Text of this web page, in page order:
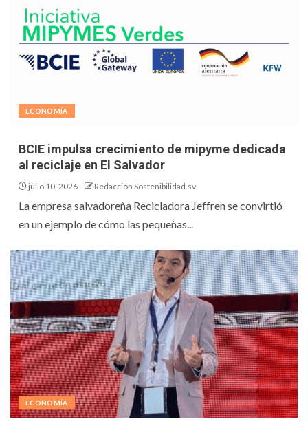
ECONOMÍA
BCIE impulsa crecimiento de mipyme dedicada
al reciclaje en El Salvador
julio 10, 2026 Redacción Sostenibilidad.sv
La empresa salvadoreña Recicladora Jeffren se convirtió
en un ejemplo de cómo las pequeñas...
ECONOMÍA